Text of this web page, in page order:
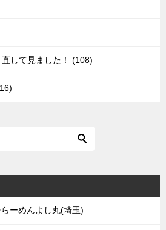
して見ました！ (108)
ーめんよし丸(埼玉)